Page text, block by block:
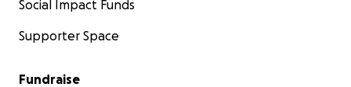
Social Impact Funds
Supporter Space
Fundraise